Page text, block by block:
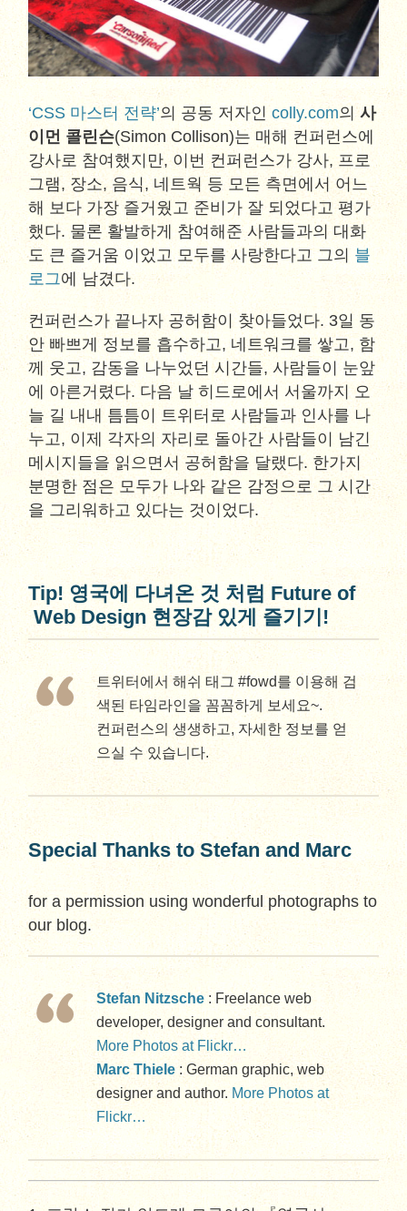
‘CSS 마스터 전략’의 공동 저자인colly.com의사
이먼 콜린슨(Simon Collison)는 매해 컨퍼런스에
강사로 참여했지만, 이번 컨퍼런스가 강사, 프로
그램, 장소, 음식, 네트웍 등 모든 측면에서 어느
해 보다 가장 즐거웠고 준비가 잘 되었다고 평가
했다. 물론 활발하게 참여해준 사람들과의 대화
도 큰 즐거움 이었고 모두를 사랑한다고 그의 블
로그 에 남겼다.
컨퍼런스가 끝나자 공허함이 찾아들었다. 3일 동
안 빠쁘게 정보를 흡수하고, 네트워크를 쌓고, 함
께 웃고, 감동을 나누었던 시간들, 사람들이 눈앞
에 아른거렸다. 다음 날 히드로에서 서울까지 오
늘 길 내내 틈틈이 트위터로 사람들과 인사를 나
누고, 이제 각자의 자리로 돌아간 사람들이 남긴
메시지들을 읽으면서 공허함을 달랬다. 한가지
분명한 점은 모두가 나와 같은 감정으로 그 시간
을 그리워하고 있다는 것이었다.
Tip! 영국에 다녀온 것 처럼 Future of
Web Design 현장감 있게 즐기기!
트위터에서 해쉬 태그 #fowd를 이용해 검
색된 타임라인을 꼼꼼하게 보세요~.
컨퍼런스의 생생하고, 자세한 정보를 얻
으실 수 있습니다.
Special Thanks to Stefan and Marc
for a permission using wonderful photographs to
our blog.
Stefan Nitzsche : Freelance web
developer, designer and consultant.
More Photos at Flickr…
Marc Thiele : German graphic, web
designer and author. More Photos at
Flickr…